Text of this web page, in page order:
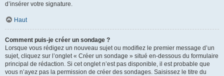
d’insérer votre signature.
Haut
Comment puis-je créer un sondage ?
Lorsque vous rédigez un nouveau sujet ou modifiez le premier message d’un
sujet, cliquez sur l’onglet « Créer un sondage » situé en-dessous du formulaire
principal de rédaction. Si cet onglet n’est pas disponible, il est probable que
vous n’ayez pas la permission de créer des sondages. Saisissez le titre du